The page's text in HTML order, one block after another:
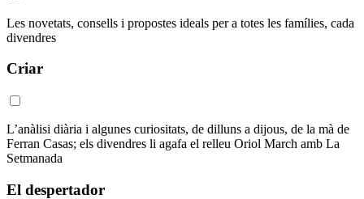
Les novetats, consells i propostes ideals per a totes les famílies, cada
divendres
Criar
L’anàlisi diària i algunes curiositats, de dilluns a dijous, de la mà de
Ferran Casas; els divendres li agafa el relleu Oriol March amb La
Setmanada
El despertador